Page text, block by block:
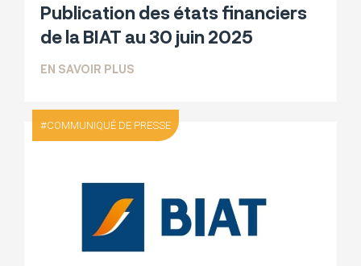
Publication des états financiers
de la BIAT au 30 juin 2025
EN SAVOIR PLUS
COMMUNIQUÉ DE PRESSE